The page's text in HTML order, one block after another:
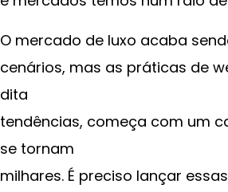
O mercado de luxo acaba
cenários, mas as práticas de
dita
tendências, começa com um
se tornam
milhares. É preciso lançar